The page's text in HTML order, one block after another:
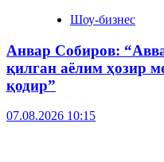
Шоу-бизнес
Анвар Собиров:
қилган аёлим ҳозир
қодир”
07.08.2026 10:15